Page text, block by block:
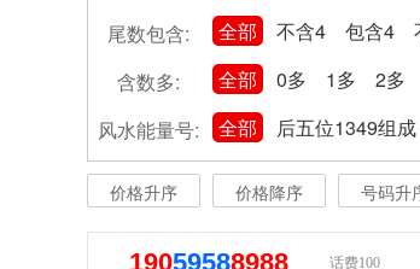
尾数包含:
全部 不含4 包含4
含数多:
全部 0多 1多 2多
风水能量号:
全部 后五位1349组成
价格升序 价格降序 号码升
19059588988 话费100